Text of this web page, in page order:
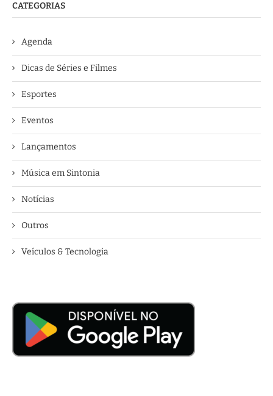
CATEGORIAS
Agenda
Dicas de Séries e Filmes
Esportes
Eventos
Lançamentos
Música em Sintonia
Notícias
Outros
Veículos & Tecnologia